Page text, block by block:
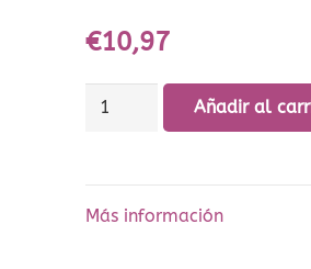
€10,97
Cola
100
Añadir al
Más información